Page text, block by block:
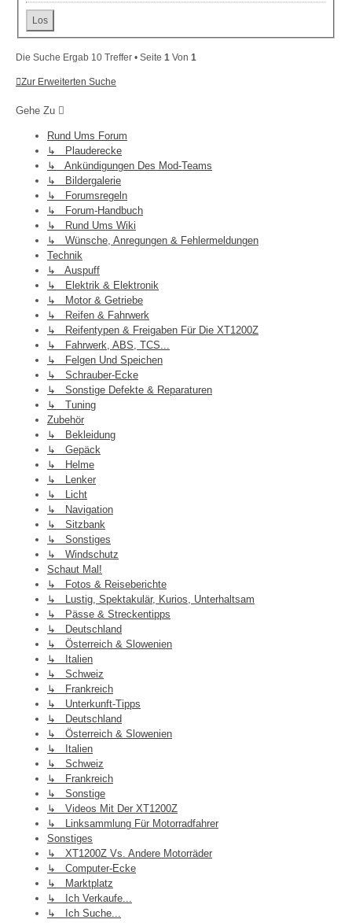
Die Suche Ergab 10 Treffer • Seite 1 Von 1
Zur Erweiterten Suche
Gehe Zu
Rund Ums Forum
↳ Plauderecke
↳ Ankündigungen Des Mod-Teams
↳ Bildergalerie
↳ Forumsregeln
↳ Forum-Handbuch
↳ Rund Ums Wiki
↳ Wünsche, Anregungen & Fehlermeldungen
Technik
↳ Auspuff
↳ Elektrik & Elektronik
↳ Motor & Getriebe
↳ Reifen & Fahrwerk
↳ Reifentypen & Freigaben Für Die XT1200Z
↳ Fahrwerk, ABS, TCS...
↳ Felgen Und Speichen
↳ Schrauber-Ecke
↳ Sonstige Defekte & Reparaturen
↳ Tuning
Zubehör
↳ Bekleidung
↳ Gepäck
↳ Helme
↳ Lenker
↳ Licht
↳ Navigation
↳ Sitzbank
↳ Sonstiges
↳ Windschutz
Schaut Mal!
↳ Fotos & Reiseberichte
↳ Lustig, Spektakulär, Kurios, Unterhaltsam
↳ Pässe & Streckentipps
↳ Deutschland
↳ Österreich & Slowenien
↳ Italien
↳ Schweiz
↳ Frankreich
↳ Unterkunft-Tipps
↳ Deutschland
↳ Österreich & Slowenien
↳ Italien
↳ Schweiz
↳ Frankreich
↳ Sonstige
↳ Videos Mit Der XT1200Z
↳ Linksammlung Für Motorradfahrer
Sonstiges
↳ XT1200Z Vs. Andere Motorräder
↳ Computer-Ecke
↳ Marktplatz
↳ Ich Verkaufe...
↳ Ich Suche...